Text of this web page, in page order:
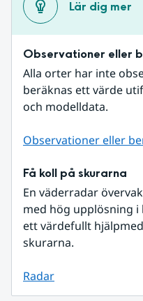
Lär dig mer
Observationer eller
Alla orter har inte
beräknas ett värde
och modelldata.
Observationer eller
Få koll på skurarna
En väderradar
med hög upplösning
ett värdefullt
skurarna.
Radar